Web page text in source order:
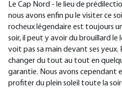
Le Cap Nord - le lieu de
nous avons enfin pu le visiter ce
rocheux légendaire est toujours
soir, il peut y avoir du brouillard le
voit pas sa main devant ses
changer du tout au tout en
garantie. Nous avons cependant
profiter du plein soleil toute la